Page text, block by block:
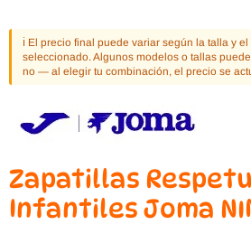
ℹ️ El precio final puede variar según la talla y
seleccionado. Algunos modelos o tallas
no — al elegir tu combinación, el precio se
Zapatillas
Infantiles Joma